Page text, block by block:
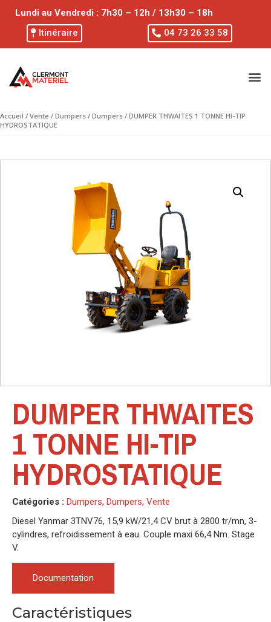
Lundi au Vendredi : 7h30 – 12h / 13h30 – 18h
Itinéraire
04 73 26 33 58
Accueil / Vente / Dumpers / Dumpers / DUMPER THWAITES 1 TONNE HI-TIP
HYDROSTATIQUE
DUMPER THWAITES
1 TONNE HI-TIP
HYDROSTATIQUE
Catégories : Dumpers, Dumpers, Vente
Diesel Yanmar 3TNV76, 15,9 kW/21,4 CV brut à 2800 tr/mn, 3-
cylindres, refroidissement à eau. Couple maxi 66,4 Nm. Stage
V.
Documentation
Caractéristiques